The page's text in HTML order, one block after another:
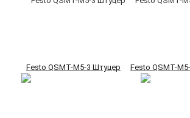
Festo QSMT-M5-3 Штуцер Festo QSMT-